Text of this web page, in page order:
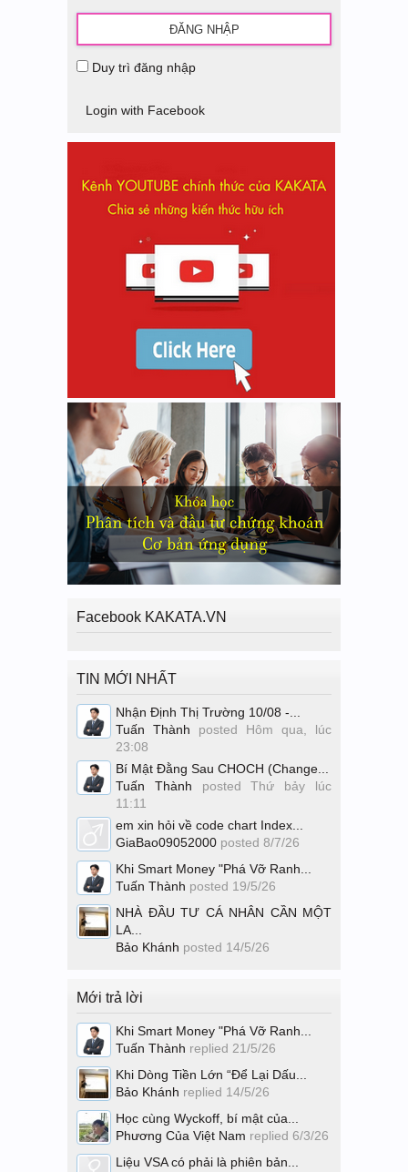
Duy trì đăng nhập
Login with Facebook
Facebook KAKATA.VN
TIN MỚI NHẤT
Nhận Định Thị Trường 10/08 -...
Tuấn Thành posted Hôm qua, lúc
23:08
Bí Mật Đằng Sau CHOCH (Change...
Tuấn Thành postedThứ bảy lúc
11:11
em xin hỏi về code chart Index...
GiaBao09052000 posted 8/7/26
Khi Smart Money "Phá Vỡ Ranh...
Tuấn Thành posted 19/5/26
NHÀ ĐẦU TƯ CÁ NHÂN CẦN MỘT
LA...
Bảo Khánh posted 14/5/26
Mới trả lời
Khi Smart Money "Phá Vỡ Ranh...
Tuấn Thành replied 21/5/26
Khi Dòng Tiền Lớn “Để Lại Dấu...
Bảo Khánh replied 14/5/26
Học cùng Wyckoff, bí mật của...
Phương Của Việt Nam replied 6/3/26
Liệu VSA có phải là phiên bản...